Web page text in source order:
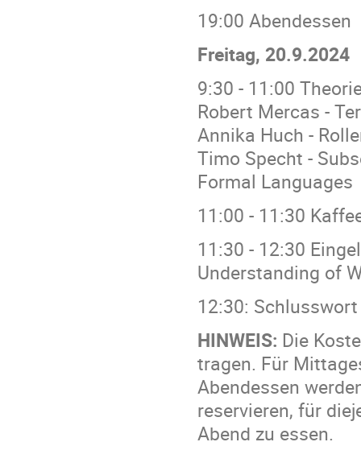
19:00 Abendessen
Freitag, 20.9.2024
9:30 - 11:00
Robert Mercas -
Annika Huch -
Timo Specht -
Formal Languages
11:00 - 11:30
11:30 - 12:30
Understanding of
12:30: Schlusswort
HINWEIS: Die
tragen. Für
Abendessen
reservieren, für
Abend zu essen.